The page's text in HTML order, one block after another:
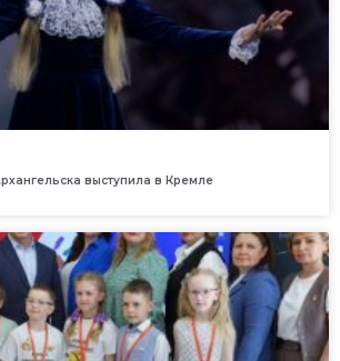
выступила в Кремле